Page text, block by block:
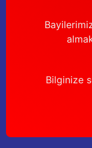
Bilginize